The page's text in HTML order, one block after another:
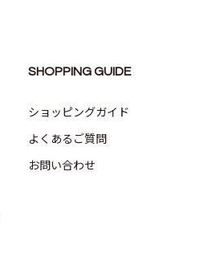
SHOPPING GUIDE
ショッピングガイド
よくあるご質問
お問い合わせ